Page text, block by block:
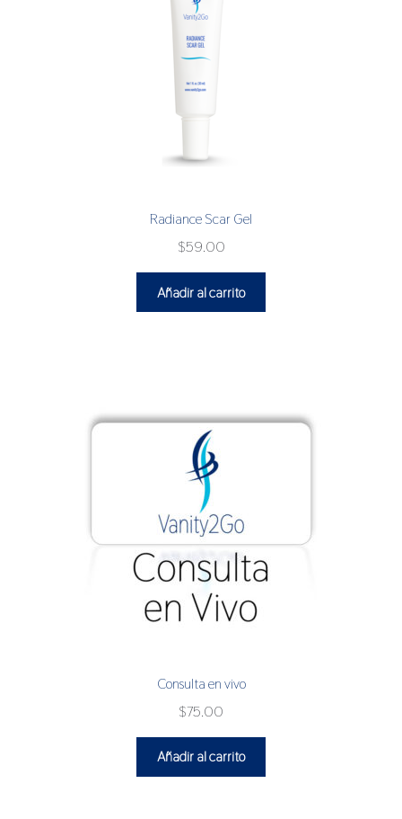
Radiance Scar Gel
$59.00
Añadir al carrito
Consulta en vivo
$75.00
Añadir al carrito